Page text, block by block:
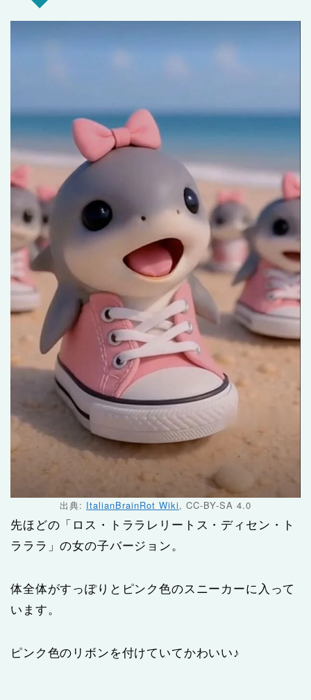
出典: ItalianBrainRot Wiki, CC-BY-SA 4.0
先ほどの「ロス・トララレリートス・ディセン・ト
ラララ」の女の子バージョン。
体全体がすっぽりとピンク色のスニーカーに入って
います。
ピンク色のリボンを付けていてかわいい♪